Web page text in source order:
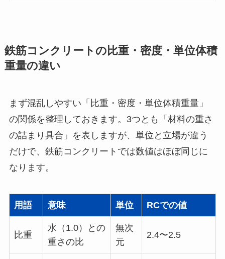
鉄筋コンクリートの比重・密度・単位体積
重量の違い
まず混乱しやすい「比重・密度・単位体積重量」
の関係を整理しておきます。3つとも「材料の重さ
の詰まり具合」を表しますが、単位と立場が違う
だけで、鉄筋コンクリートでは数値はほぼ同じに
なります。
用語 意味 単位 RCでの値
比重
水（1.0）との
重さの比
無次
元
2.4〜2.5